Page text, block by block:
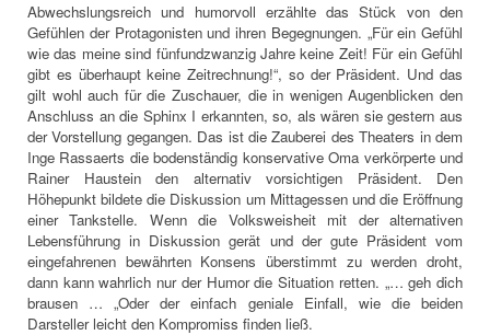
Abwechslungsreich und humorvoll erzählte das Stück von den
Gefühlen der Protagonisten und ihren Begegnungen. „Für ein Gefühl
wie das meine sind fünfundzwanzig Jahre keine Zeit! Für ein Gefühl
gibt es überhaupt keine Zeitrechnung!“, so der Präsident. Und das
gilt wohl auch für die Zuschauer, die in wenigen Augenblicken den
Anschluss an die Sphinx I erkannten, so, als wären sie gestern aus
der Vorstellung gegangen. Das ist die Zauberei des Theaters in dem
Inge Rassaerts die bodenständig konservative Oma verkörperte und
Rainer Haustein den alternativ vorsichtigen Präsident. Den
Höhepunkt bildete die Diskussion um Mittagessen und die Eröffnung
einer Tankstelle. Wenn die Volksweisheit mit der alternativen
Lebensführung in Diskussion gerät und der gute Präsident vom
eingefahrenen bewährten Konsens überstimmt zu werden droht,
dann kann wahrlich nur der Humor die Situation retten. „… geh dich
brausen … „Oder der einfach geniale Einfall, wie die beiden
Darsteller leicht den Kompromiss finden ließ.